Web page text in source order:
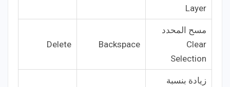
Layer
مسح المحدد
Clear
Selection
Backspace
Delete
زيادة بنسبة